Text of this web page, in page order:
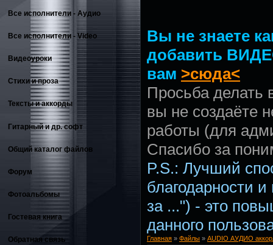
Все исполнители - Аудио
Все исполнители - Video
Видеоуроки
Стихи и проза
Тексты и аккорды
Гитарный и др. софт
Общий каталог файлов
Форум
Фотоальбомы
Гостевая книга
Обратная связь
Вы не знаете
добавить
вам >сюда<
Просьба делать
вы не создаёте
работы (для
Спасибо за
P.S.: Лучший
благодарности
за ...") - это
данного
Главная » Файлы » AUDIO АУДИО